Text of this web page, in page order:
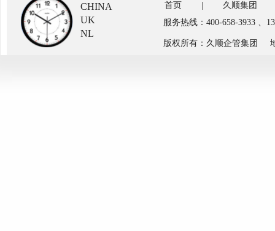
CHINA
UK
NL
首页
久顺集团
服务热线：400-658-3933
版权所有：久顺企管集团